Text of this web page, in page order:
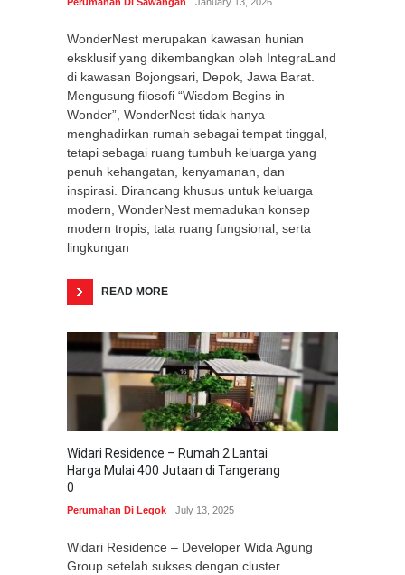
WonderNest merupakan kawasan hunian
eksklusif yang dikembangkan oleh IntegraLand
di kawasan Bojongsari, Depok, Jawa Barat.
Mengusung filosofi “Wisdom Begins in
Wonder”, WonderNest tidak hanya
menghadirkan rumah sebagai tempat tinggal,
tetapi sebagai ruang tumbuh keluarga yang
penuh kehangatan, kenyamanan, dan
inspirasi. Dirancang khusus untuk keluarga
modern, WonderNest memadukan konsep
modern tropis, tata ruang fungsional, serta
lingkungan
READ MORE
Widari Residence – Rumah 2 Lantai
Harga Mulai 400 Jutaan di Tangerang
0
Perumahan Di Legok July 13, 2025
Widari Residence – Developer Wida Agung
Group setelah sukses dengan cluster